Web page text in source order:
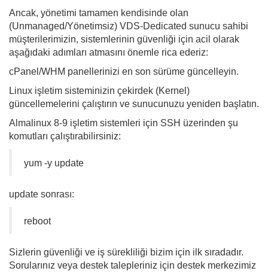
Ancak, yönetimi tamamen kendisinde olan
(Unmanaged/Yönetimsiz) VDS-Dedicated sunucu sahibi
müşterilerimizin, sistemlerinin güvenliği için acil olarak
aşağıdaki adımları atmasını önemle rica ederiz:
cPanel/WHM panellerinizi en son sürüme güncelleyin.
Linux işletim sisteminizin çekirdek (Kernel)
güncellemelerini çalıştırın ve sunucunuzu yeniden başlatın.
Almalinux 8-9 işletim sistemleri için SSH üzerinden şu
komutları çalıştırabilirsiniz:
yum -y update
update sonrası:
reboot
Sizlerin güvenliği ve iş sürekliliği bizim için ilk sıradadır.
Sorularınız veya destek talepleriniz için destek merkezimiz